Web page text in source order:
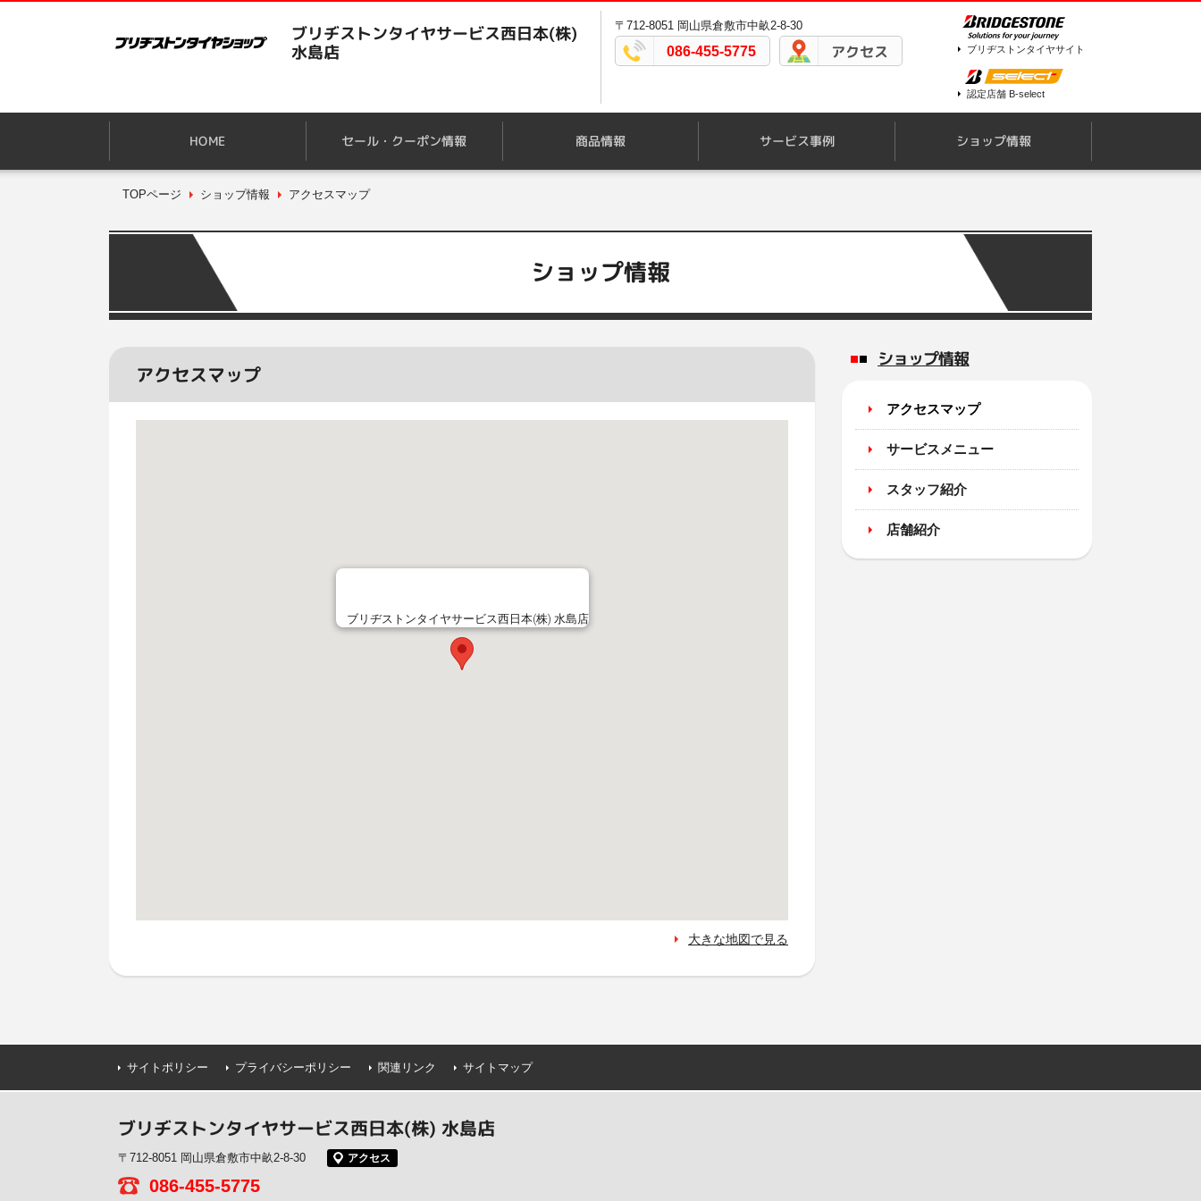
ブリヂストンタイヤサービス西日本(株)
水島店
〒712-8051 岡山県倉敷市中畝2-8-30
086-455-5775 アクセス ブリヂストンタイヤサイト
認定店舗 B-select
HOME セール・クーポン情報 商品情報 サービス事例 ショップ情報
TOPページ ショップ情報 アクセスマップ
ショップ情報
アクセスマップ
ブリヂストンタイヤサービス西日本(株) 水島店
大きな地図で見る
ショップ情報
アクセスマップ
サービスメニュー
スタッフ紹介
店舗紹介
サイトポリシー プライバシーポリシー 関連リンク サイトマップ
ブリヂストンタイヤサービス西日本(株) 水島店
〒712-8051 岡山県倉敷市中畝2-8-30 アクセス
086-455-5775